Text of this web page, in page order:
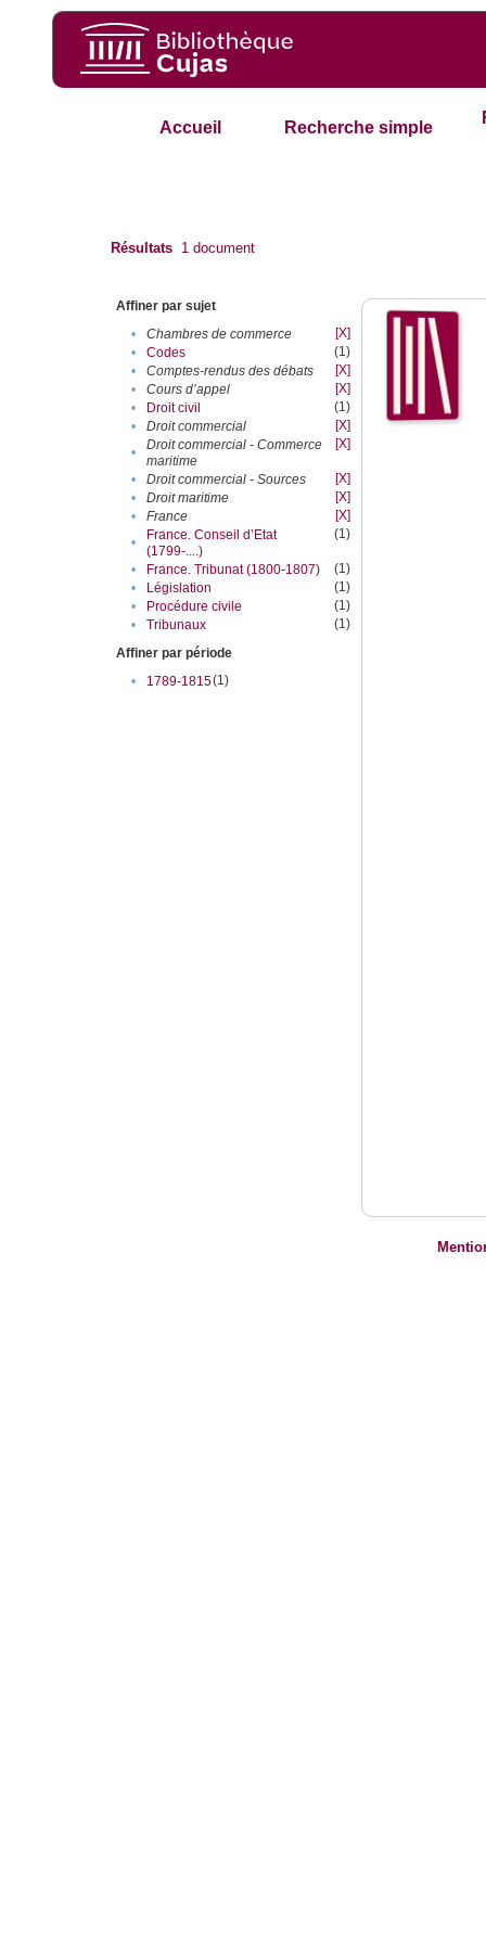
Accueil Recherche simple
Résultats 1 document
Affiner par sujet
•
Chambres de commerce
[X]
•
Codes
(1)
•
Comptes-rendus des débats
[X]
•
Cours d’appel
[X]
•
Droit civil
(1)
•
Droit commercial
[X]
•
Droit commercial - Commerce
maritime
[X]
• Droit commercial - Sources
[X]
•
Droit maritime
[X]
•
France
[X]
•
France. Conseil d’Etat
(1799-....)
(1)
• France. Tribunat (1800-1807)
(1)
•
Législation
(1)
•
Procédure civile
(1)
•
Tribunaux
(1)
Affiner par période
•
1789-1815(1)